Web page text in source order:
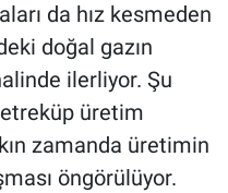
da hız kesmeden
doğal gazın
ilerliyor. Şu
üretim
zamanda üretimin
öngörülüyor.